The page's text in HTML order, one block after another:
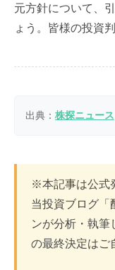
元方針について、
ょう。皆様の投資
出典： 株探ニュース
※本記事は公式
当投資ブログ「
ンが分析・執筆
の最終決定はご